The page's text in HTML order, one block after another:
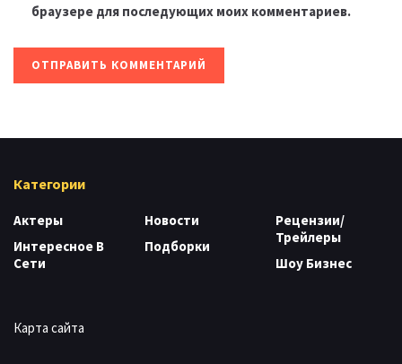
браузере для последующих моих комментариев.
Категории
Актеры
Интересное В
Сети
Новости
Подборки
Рецензии/
Трейлеры
Шоу Бизнес
Карта сайта